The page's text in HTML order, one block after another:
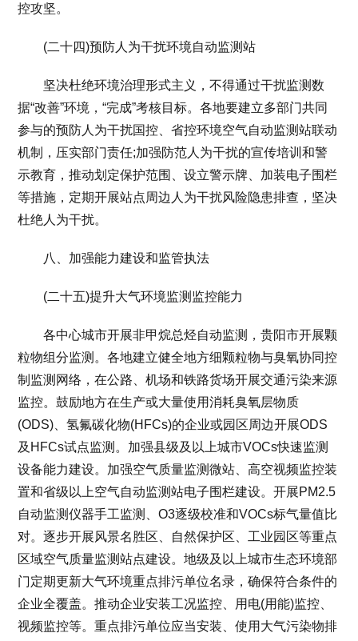
控攻坚。
(二十四)预防人为干扰环境自动监测站
坚决杜绝环境治理形式主义，不得通过干扰监测数
据“改善”环境，“完成”考核目标。各地要建立多部门共同
参与的预防人为干扰国控、省控环境空气自动监测站联动
机制，压实部门责任;加强防范人为干扰的宣传培训和警
示教育，推动划定保护范围、设立警示牌、加装电子围栏
等措施，定期开展站点周边人为干扰风险隐患排查，坚决
杜绝人为干扰。
八、加强能力建设和监管执法
(二十五)提升大气环境监测监控能力
各中心城市开展非甲烷总烃自动监测，贵阳市开展颗
粒物组分监测。各地建立健全地方细颗粒物与臭氧协同控
制监测网络，在公路、机场和铁路货场开展交通污染来源
监控。鼓励地方在生产或大量使用消耗臭氧层物质
(ODS)、氢氟碳化物(HFCs)的企业或园区周边开展ODS
及HFCs试点监测。加强县级及以上城市VOCs快速监测
设备能力建设。加强空气质量监测微站、高空视频监控装
置和省级以上空气自动监测站电子围栏建设。开展PM2.5
自动监测仪器手工监测、O3逐级校准和VOCs标气量值比
对。逐步开展风景名胜区、自然保护区、工业园区等重点
区域空气质量监测站点建设。地级及以上城市生态环境部
门定期更新大气环境重点排污单位名录，确保符合条件的
企业全覆盖。推动企业安装工况监控、用电(用能)监控、
视频监控等。重点排污单位应当安装、使用大气污染物排